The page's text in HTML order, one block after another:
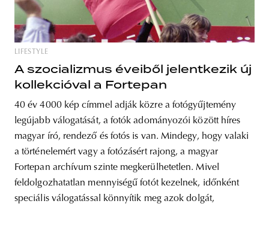
LIFESTYLE
A szocializmus éveiből jelentkezik új
kollekcióval a Fortepan
40 év 4000 kép címmel adják közre a fotógyűjtemény
legújabb válogatását, a fotók adományozói között híres
magyar író, rendező és fotós is van. Mindegy, hogy valaki
a történelemért vagy a fotózásért rajong, a magyar
Fortepan archívum szinte megkerülhetetlen. Mivel
feldolgozhatatlan mennyiségű fotót kezelnek, időnként
speciális válogatással könnyítik meg azok dolgát,